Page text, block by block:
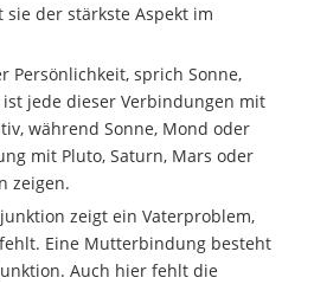
der stärkste Aspekt im
Persönlichkeit, sprich Sonne,
jede dieser Verbindungen mit
während Sonne, Mond oder
mit Pluto, Saturn, Mars oder
zeigen.
zeigt ein Vaterproblem,
Eine Mutterbindung besteht
Auch hier fehlt die